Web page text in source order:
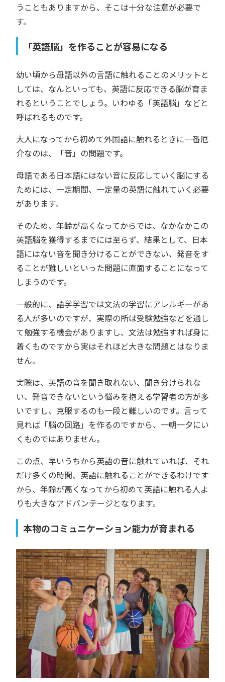
うこともありますから、そこは十分な注意が必要で
す。
「英語脳」を作ることが容易になる
幼い頃から母語以外の言語に触れることのメリットと
しては、なんといっても、英語に反応できる脳が育ま
れるということでしょう。いわゆる「英語脳」などと
呼ばれるものです。
大人になってから初めて外国語に触れるときに一番厄
介なのは、「音」の問題です。
母語である日本語にはない音に反応していく脳にする
ためには、一定期間、一定量の英語に触れていく必要
があります。
そのため、年齢が高くなってからでは、なかなかこの
英語脳を獲得するまでには至らず、結果として、日本
語にはない音を聞き分けることができない、発音をす
ることが難しいといった問題に直面することになって
しまうのです。
一般的に、語学学習では文法の学習にアレルギーがあ
る人が多いのですが、実際の所は受験勉強などを通し
て勉強する機会がありますし、文法は勉強すれば身に
着くものですから実はそれほど大きな問題とはなりま
せん。
実際は、英語の音を聞き取れない、聞き分けられな
い、発音できないという悩みを抱える学習者の方が多
いですし、克服するのも一段と難しいのです。言って
見れば「脳の回路」を作るのですから、一朝一夕にい
くものではありません。
この点、早いうちから英語の音に触れていれば、それ
だけ多くの時間、英語に触れることができるわけです
から、年齢が高くなってから初めて英語に触れる人よ
りも大きなアドバンテージとなります。
本物のコミュニケーション能力が育まれる